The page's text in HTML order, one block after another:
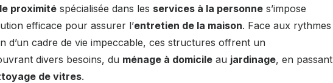
proximité spécialisée dans les services à la personne s’impose
efficace pour assurer l’entretien de la maison. Face aux rythmes
d’un cadre de vie impeccable, ces structures offrent un
divers besoins, du ménage à domicile au jardinage, en passant
de vitres.